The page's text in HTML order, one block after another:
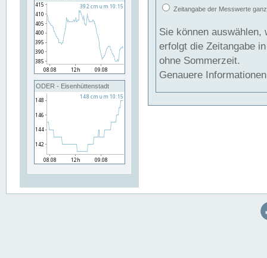
ODER - Eisenhüttenstadt
Zeitangabe der Messwerte
Sie können auswählen,
erfolgt die Zeitangabe
ohne Sommerzeit.
Genauere